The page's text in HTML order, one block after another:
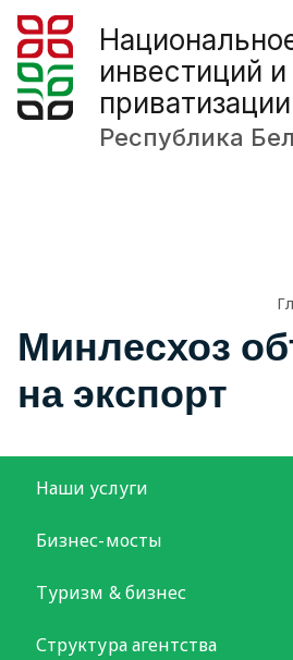
инвестиций и
приватизации
Республика
Минлесхоз
на экспорт
Наши услуги
Бизнес-мосты
Туризм & бизнес
Структура агентства